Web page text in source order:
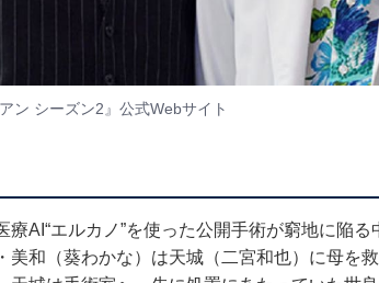
ン シーズン2』 公式Webサイト
AI“エルカノ”を使った公開手術が窮地に陥る
美和（葵わかな）は天城（二宮和也）に母を